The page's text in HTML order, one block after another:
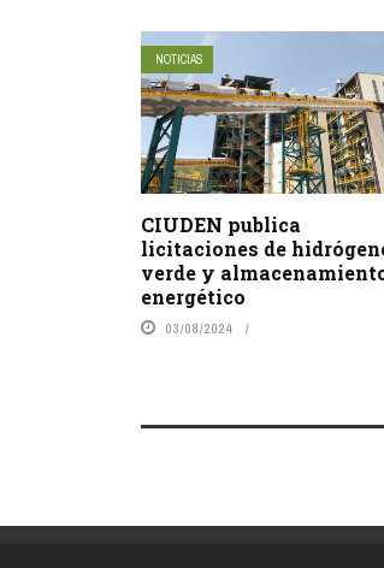
NOTICIAS
CIUDEN publica
licitaciones de
verde y
energético
03/08/2024